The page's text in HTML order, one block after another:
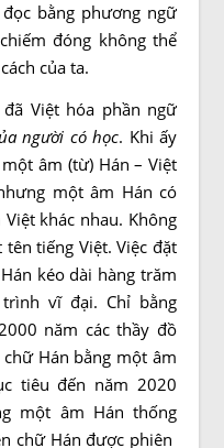
bằng phương ngữ
đóng không thể
của ta.
Việt hóa phần ngữ
người có học. Khi ấy
âm (từ) Hán – Việt
một âm Hán có
khác nhau. Không
tiếng Việt. Việc đặt
kéo dài hàng trăm
vĩ đại. Chỉ bằng
năm các thầy đồ
Hán bằng một âm
tiêu đến năm 2020
một âm Hán thống
chữ Hán được phiên